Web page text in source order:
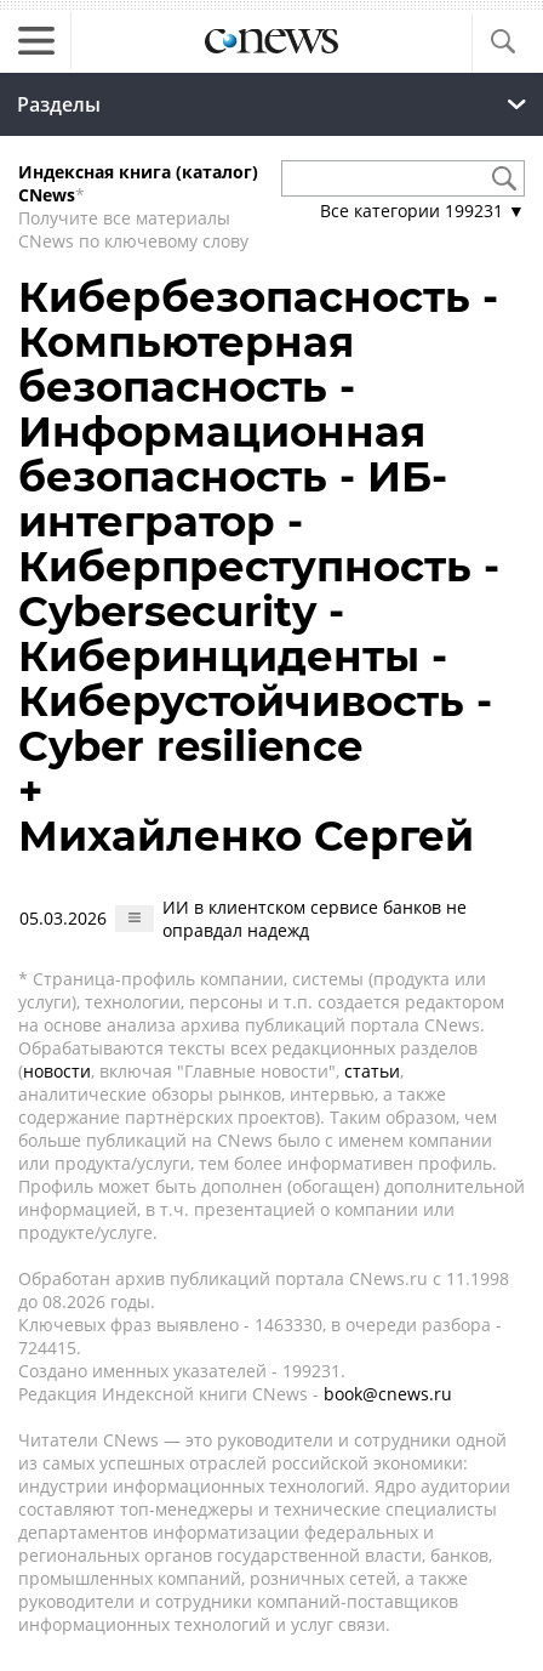
Разделы
Индексная книга (каталог)
CNews*
Получите все материалы
CNews по ключевому слову
Все категории 199231 ▼
Кибербезопасность -
Компьютерная
безопасность -
Информационная
безопасность - ИБ-
интегратор -
Киберпреступность -
Cybersecurity -
Киберинциденты -
Киберустойчивость -
Cyber resilience
+
Михайленко Сергей
05.03.2026
ИИ в клиентском сервисе банков не
оправдал надежд
* Страница-профиль компании, системы (продукта или
услуги), технологии, персоны и т.п. создается редактором
на основе анализа архива публикаций портала CNews.
Обрабатываются тексты всех редакционных разделов
(новости, включая "Главные новости", статьи,
аналитические обзоры рынков, интервью, а также
содержание партнёрских проектов). Таким образом, чем
больше публикаций на CNews было с именем компании
или продукта/услуги, тем более информативен профиль.
Профиль может быть дополнен (обогащен) дополнительной
информацией, в т.ч. презентацией о компании или
продукте/услуге.
Обработан архив публикаций портала CNews.ru c 11.1998
до 08.2026 годы.
Ключевых фраз выявлено - 1463330, в очереди разбора -
724415.
Создано именных указателей - 199231.
Редакция Индексной книги CNews - book@cnews.ru
Читатели CNews — это руководители и сотрудники одной
из самых успешных отраслей российской экономики:
индустрии информационных технологий. Ядро аудитории
составляют топ-менеджеры и технические специалисты
департаментов информатизации федеральных и
региональных органов государственной власти, банков,
промышленных компаний, розничных сетей, а также
руководители и сотрудники компаний-поставщиков
информационных технологий и услуг связи.